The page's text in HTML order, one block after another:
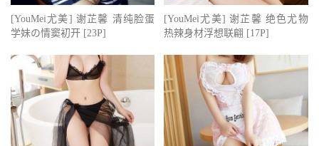
[YouMei尤美] 谢芷馨 清纯脸蛋
学妹の情窦初开 [23P]
[YouMei尤美] 谢芷馨 绝色尤物
热辣身材浮想联翩 [17P]